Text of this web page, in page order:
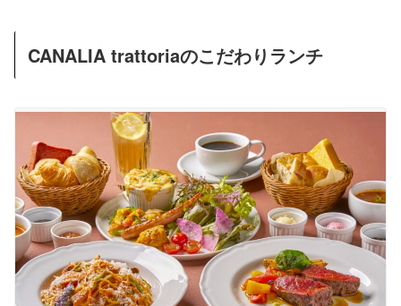
CANALIA trattoriaのこだわりランチ